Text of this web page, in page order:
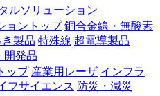
ルソリューション
ョントップ 銅合金線・無酸素
製品 特殊線 超電導製品
開発品
ップ 産業用レーザ インフラ
フサイエンス 防災・減災